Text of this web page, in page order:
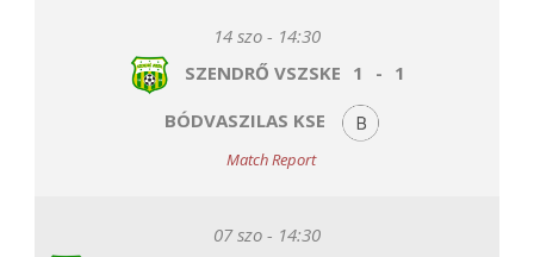
14 szo - 14:30
SZENDRŐ VSZSKE 1 - 1
BÓDVASZILAS KSE
Match Report
07 szo - 14:30